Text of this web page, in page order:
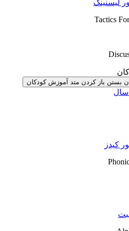
لیسنینگ
Tactics
بستن باز کردن متد آموزش کودکان
کیدز